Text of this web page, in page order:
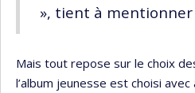
», tient à
Mais tout repose sur le choix
l’album jeunesse est choisi